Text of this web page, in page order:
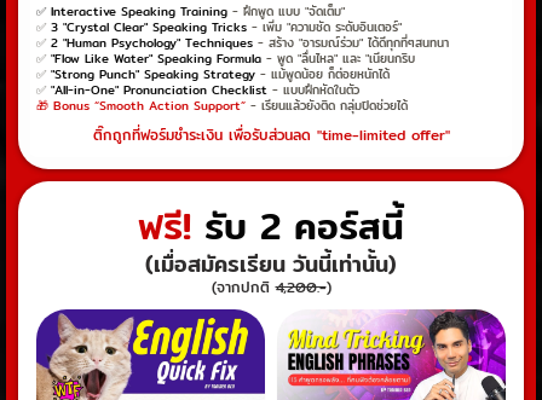
✅ Interactive Speaking Training - ฝึกพูด แบบ "จัดเต็ม"
✅ 3 "Crystal Clear" Speaking Tricks - เพิ่ม "ความชัด ระดับอินเตอร์"
✅ 2 "Human Psychology" Techniques - สร้าง "อารมณ์ร่วม" ได้ดีทุกที่ๆสนทนา
✅ "Flow Like Water" Speaking Formula - พูด "ลื่นไหล" และ "เนียนกริบ
✅ "Strong Punch" Speaking Strategy - แม้พูดน้อย ก็ต่อยหนักได้
✅ "All-in-One" Pronunciation Checklist - แบบฝึกหัดในตัว
🎁 Bonus “Smooth Action Support” - เรียนแล้วยังติด กลุ่มปิดช่วยได้
ติ๊กถูกที่ฟอร์มชำระเงิน เพื่อรับส่วนลด "time-limited offer"
ฟรี! รับ 2 คอร์สนี้
(เมื่อสมัครเรียน วันนี้เท่านั้น)
(จากปกติ4,200.-)